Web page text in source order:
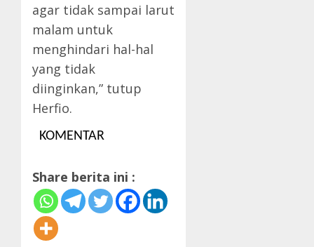
agar tidak sampai larut
malam untuk
menghindari hal-hal
yang tidak
diinginkan,” tutup
Herfio.
KOMENTAR
Share berita ini :